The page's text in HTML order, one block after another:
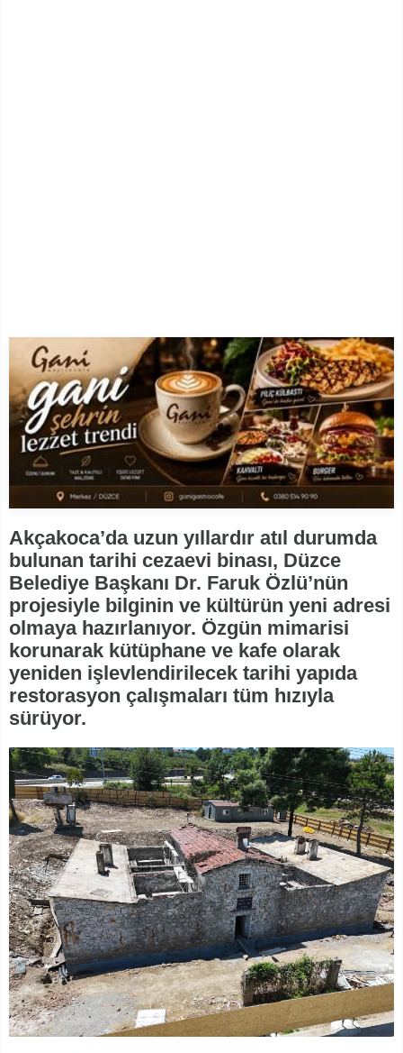
Akçakoca’da uzun yıllardır atıl durumda
bulunan tarihi cezaevi binası, Düzce
Belediye Başkanı Dr. Faruk Özlü’nün
projesiyle bilginin ve kültürün yeni adresi
olmaya hazırlanıyor. Özgün mimarisi
korunarak kütüphane ve kafe olarak
yeniden işlevlendirilecek tarihi yapıda
restorasyon çalışmaları tüm hızıyla
sürüyor.